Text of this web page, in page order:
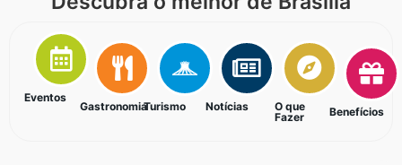
Eventos
GastronomiaTurismo Notícias
O que
Fazer
Benefícios